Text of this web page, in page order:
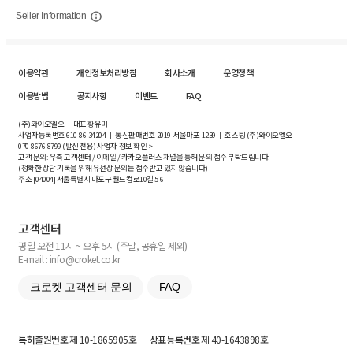
Seller Information
이용약관 개인정보처리방침 회사소개
운영정책
이용방법
공지사항 이벤트 FAQ
(주)와이오엘오 ㅣ 대표 황유미
사업자등록번호610-86-34204ㅣ 통신판매번호 2019-서울마포-1239 ㅣ 호스팅 (주)와이오엘오
070-8676-8799 (발신 전용)사업자 정보 확인 >
고객 문의: 우측 고객센터 / 이메일 / 카카오플러스 채널을 통해 문의 접수 부탁드립니다.
(정확한 상담 기록을 위해 유선상 문의는 접수받고 있지 않습니다)
주소 [04004] 서울특별시 마포구 월드컵로10길5-6
고객센터
평일 오전 11시 ~ 오후 5시 (주말, 공휴일 제외)
E-mail : info@croket.co.kr
크로켓 고객센터 문의 FAQ
특허출원번호제 10-1865905호 상표등록번호제 40-1643898호